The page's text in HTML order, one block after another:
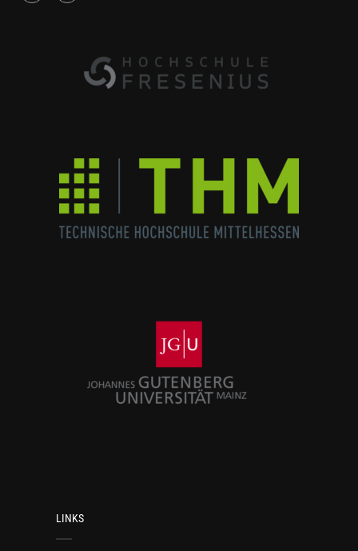
LINKS